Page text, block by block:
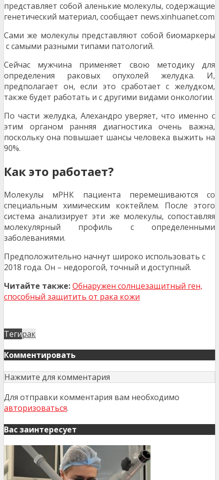
представляет собой аленькие молекулы, содержащие
генетический материал, сообщает news.xinhuanet.com
Сами же молекулы представляют собой биомаркеры
с самыми разными типами патологий.
Сейчас мужчина применяет свою методику для
определения раковых опухолей желудка. И,
предполагает он, если это сработает с желудком,
также будет работать и с другими видами онкологии.
По части желудка, Алехандро уверяет, что именно с
этим органом ранняя диагностика очень важна,
поскольку она повышает шансы человека выжить на
90%.
Как это работает?
Молекулы мРНК пациента перемешиваются со
специальным химическим коктейлем. После этого
система анализирует эти же молекулы, сопоставляя
молекулярный профиль с определенными
заболеваниями.
Предположительно начнут широко использовать с
2018 года. Он – недорогой, точный и доступный.
Читайте также:Обнаружен солнцезащитный ген,
способный защитить от рака кожи
Тегирак
Комментировать
Нажмите для комментария
Для отправки комментария вам необходимо
авторизоваться.
Вас заинтересует